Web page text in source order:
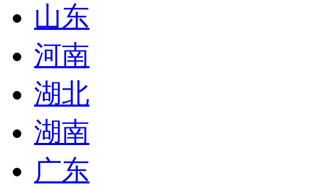
山东
河南
湖北
湖南
广东